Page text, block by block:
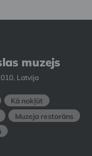
muzejs
Latvija
Kā nokļūt
Muzeja restorāns